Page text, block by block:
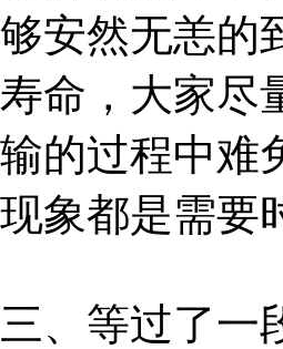
够安然无恙的
寿命，大家尽
输的过程中难
现象都是需要
三、等过了一